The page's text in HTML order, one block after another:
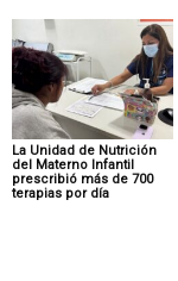
La Unidad de Nutrición
del Materno Infantil
prescribió más de 700
terapias por día